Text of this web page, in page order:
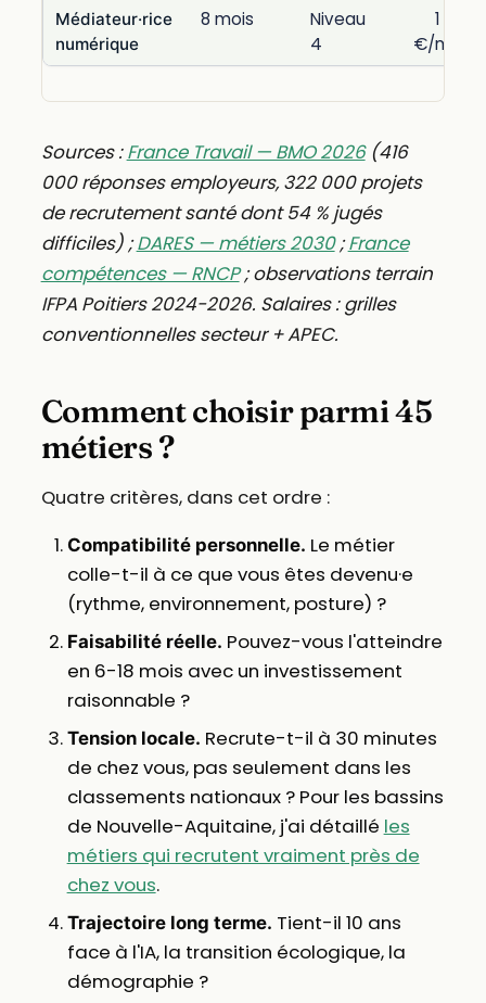
Médiateur·rice
numérique
8 mois
Niveau
4
1 800
€/mois
Sources :France Travail — BMO 2026(416
000 réponses employeurs, 322 000 projets
de recrutement santé dont 54 % jugés
difficiles) ;DARES — métiers 2030;France
compétences — RNCP; observations terrain
IFPA Poitiers 2024-2026. Salaires : grilles
conventionnelles secteur + APEC.
Comment choisir parmi 45
métiers ?
Quatre critères, dans cet ordre :
Compatibilité personnelle. Le métier
colle-t-il à ce que vous êtes devenu·e
(rythme, environnement, posture) ?
Faisabilité réelle. Pouvez-vous l'atteindre
en 6-18 mois avec un investissement
raisonnable ?
Tension locale. Recrute-t-il à 30 minutes
de chez vous, pas seulement dans les
classements nationaux ? Pour les bassins
de Nouvelle-Aquitaine, j'ai détaillé les
métiers qui recrutent vraiment près de
chez vous.
Trajectoire long terme. Tient-il 10 ans
face à l'IA, la transition écologique, la
démographie ?